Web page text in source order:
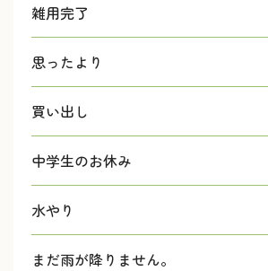
雑用完了
思ったより
買い出し
中学生のお休み
水やり
まだ雨が降りません。